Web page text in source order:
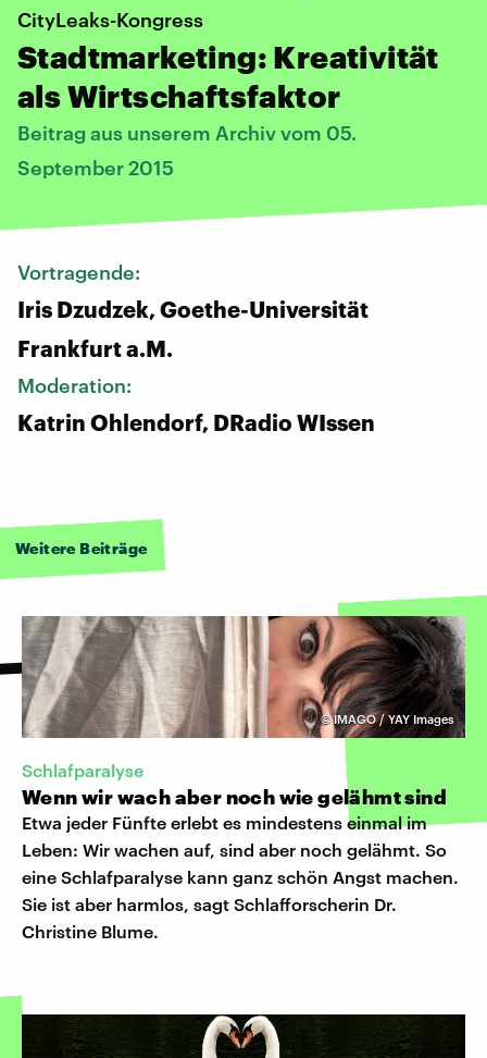
CityLeaks-Kongress
Stadtmarketing: Kreativität
als Wirtschaftsfaktor
Beitrag aus unserem Archiv vom 05.
September 2015
Vortragende:
Iris Dzudzek, Goethe-Universität
Frankfurt a.M.
Moderation:
Katrin Ohlendorf, DRadio WIssen
Weitere Beiträge
©IMAGO / YAY Images
Schlafparalyse
Wenn wir wach aber noch wie gelähmt sind
Etwa jeder Fünfte erlebt es mindestens einmal im
Leben: Wir wachen auf, sind aber noch gelähmt. So
eine Schlafparalyse kann ganz schön Angst machen.
Sie ist aber harmlos, sagt Schlafforscherin Dr.
Christine Blume.